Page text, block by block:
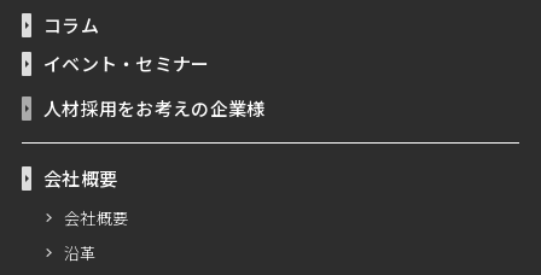
コラム
イベント・セミナー
人材採用をお考えの企業様
会社概要
会社概要
沿革